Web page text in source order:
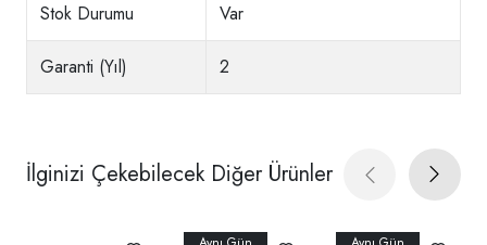
Stok Durumu Var
Garanti (Yıl) 2
İlginizi Çekebilecek Diğer Ürünler